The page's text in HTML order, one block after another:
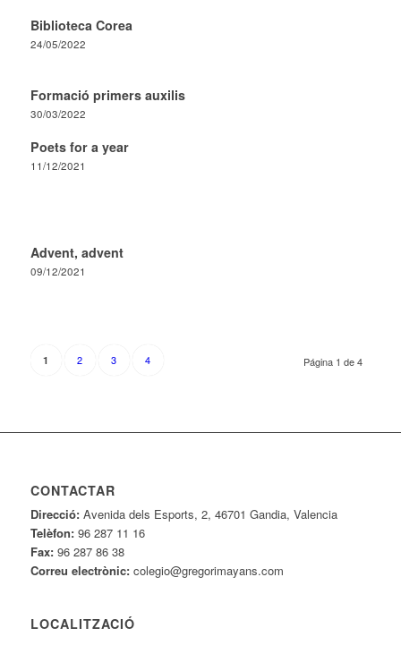
Biblioteca Corea
24/05/2022
Formació primers auxilis
30/03/2022
Poets for a year
11/12/2021
Advent, advent
09/12/2021
Página 1 de 4
1 2 3 4
CONTACTAR
Direcció:Avenida dels Esports, 2, 46701 Gandia, Valencia
Telèfon:96 287 11 16
Fax:96 287 86 38
Correu electrònic:colegio@gregorimayans.com
LOCALITZACIÓ